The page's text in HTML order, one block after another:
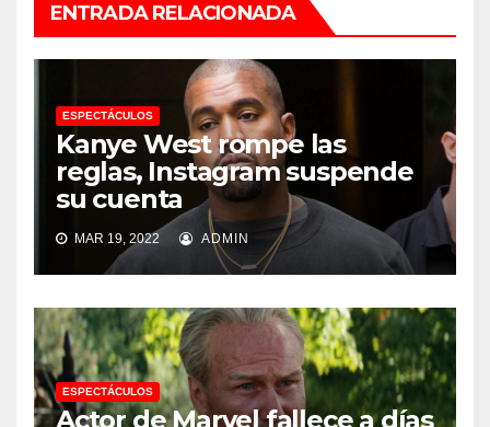
ENTRADA RELACIONADA
ESPECTÁCULOS
Kanye West rompe las
reglas, Instagram suspende
su cuenta
MAR 19, 2022 ADMIN
ESPECTÁCULOS
Actor de Marvel fallece a días